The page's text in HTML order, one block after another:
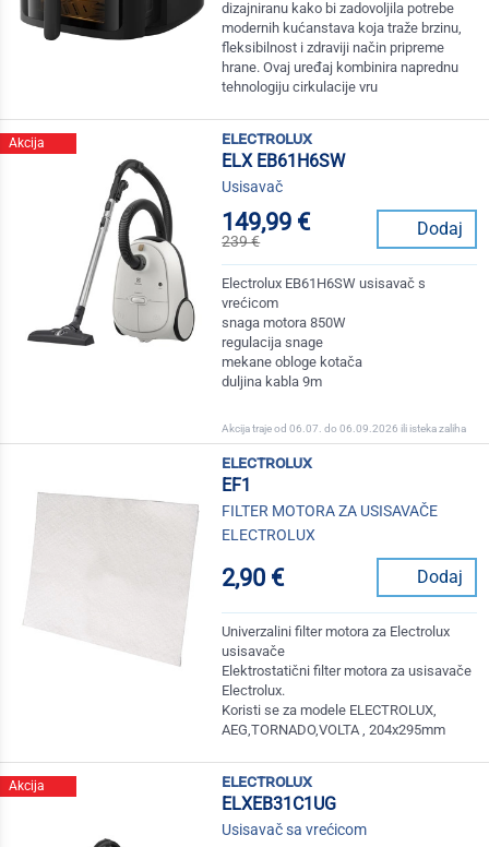
dizajniranu kako bi zadovoljila potrebe
modernih kućanstava koja traže brzinu,
fleksibilnost i zdraviji način pripreme
hrane. Ovaj uređaj kombinira naprednu
tehnologiju cirkulacije vru
Akcija
electrolux
ELX EB61H6SW
Usisavač
149,99 €
239 €
Dodaj
Electrolux EB61H6SW usisavač s
vrećicom
snaga motora 850W
regulacija snage
mekane obloge kotača
duljina kabla 9m
Akcija traje od 06.07. do 06.09.2026 ili isteka zaliha
electrolux
EF1
FILTER MOTORA ZA USISAVAČE
ELECTROLUX
2,90 € Dodaj
Univerzalini filter motora za Electrolux
usisavače
Elektrostatični filter motora za usisavače
Electrolux.
Koristi se za modele ELECTROLUX,
AEG,TORNADO,VOLTA , 204x295mm
Akcija
electrolux
ELXEB31C1UG
Usisavač sa vrećicom